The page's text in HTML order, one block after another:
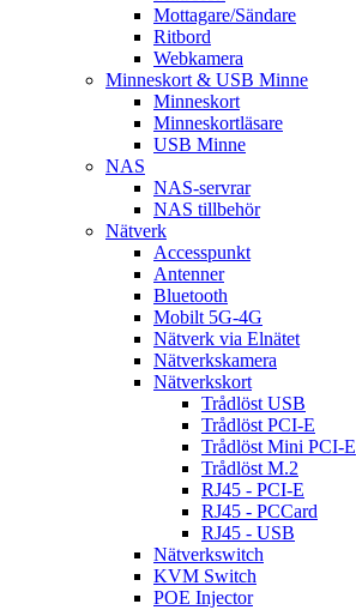
Mottagare/Sändare
Ritbord
Webkamera
Minneskort & USB Minne
Minneskort
Minneskortläsare
USB Minne
NAS
NAS-servrar
NAS tillbehör
Nätverk
Accesspunkt
Antenner
Bluetooth
Mobilt 5G-4G
Nätverk via Elnätet
Nätverkskamera
Nätverkskort
Trådlöst USB
Trådlöst PCI-E
Trådlöst Mini PCI-E
Trådlöst M.2
RJ45 - PCI-E
RJ45 - PCCard
RJ45 - USB
Nätverkswitch
KVM Switch
POE Injector